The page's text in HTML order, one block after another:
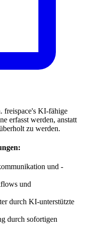
freispace's KI-fähige
erfasst werden, anstatt
zu werden.
und -
und
durch KI-unterstützte
durch sofortigen